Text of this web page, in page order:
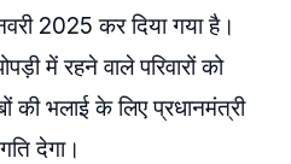
2025 कर दिया गया है।
में रहने वाले परिवारों को
की भलाई के लिए प्रधानमंत्री
देगा।